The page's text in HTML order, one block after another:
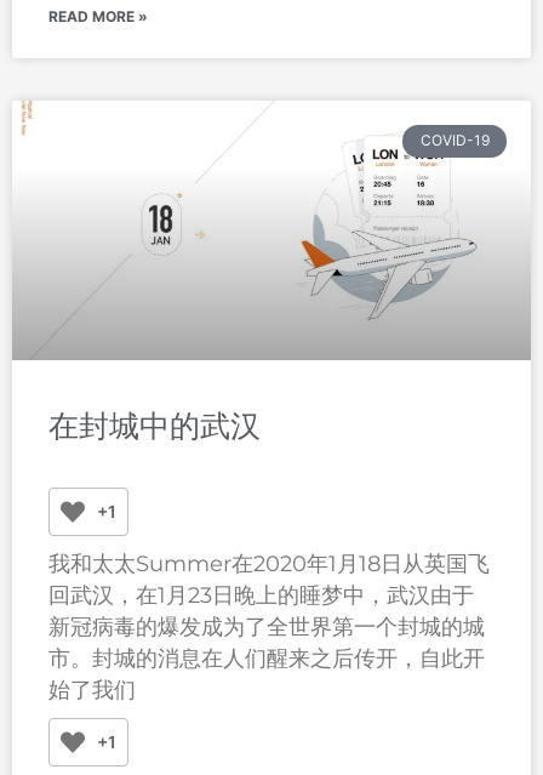
READ MORE »
COVID-19
在封城中的武汉
+1
我和太太Summer在2020年1月18日从英国飞
回武汉，在1月23日晚上的睡梦中，武汉由于
新冠病毒的爆发成为了全世界第一个封城的城
市。封城的消息在人们醒来之后传开，自此开
始了我们
+1